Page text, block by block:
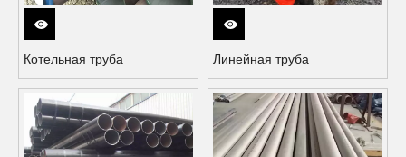
Котельная труба Линейная труба